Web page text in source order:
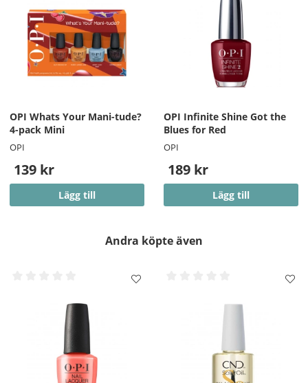
OPI Whats Your Mani-tude?
4-pack Mini
OPI
139 kr
Lägg till
OPI Infinite Shine Got the
Blues for Red
OPI
189 kr
Lägg till
Andra köpte även